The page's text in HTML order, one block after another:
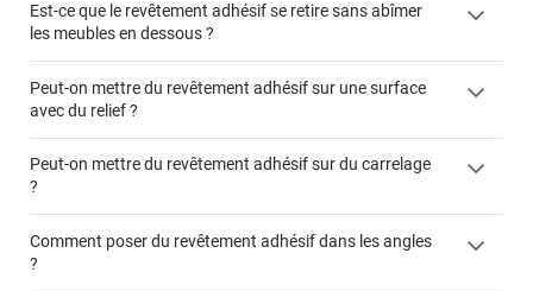
Est-ce que le revêtement adhésif se retire sans abîmer
les meubles en dessous ?
colle
Peut-on mettre du revêtement adhésif sur une surface
avec du relief ?
Peut-on mettre du revêtement adhésif sur du carrelage
?
Comment poser du revêtement adhésif dans les angles
?